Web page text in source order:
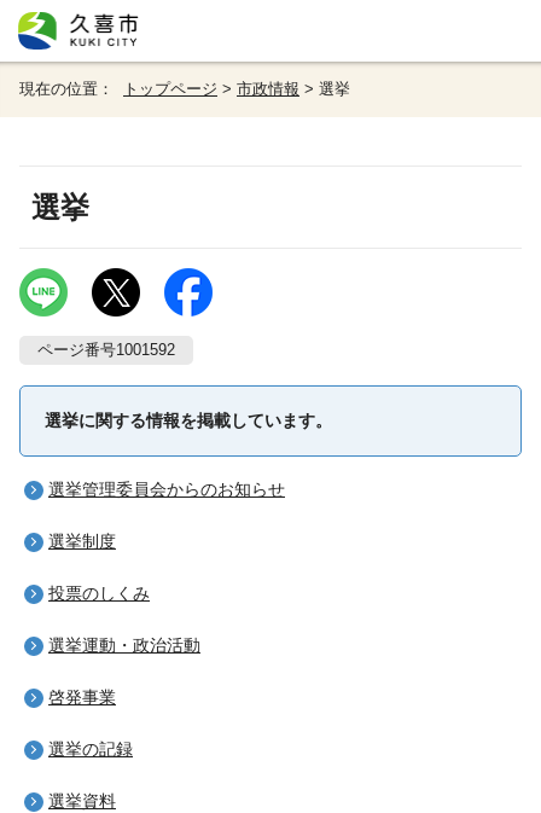
現在の位置： トップページ > 市政情報 > 選挙
選挙
ページ番号1001592
選挙に関する情報を掲載しています。
選挙管理委員会からのお知らせ
選挙制度
投票のしくみ
選挙運動・政治活動
啓発事業
選挙の記録
選挙資料